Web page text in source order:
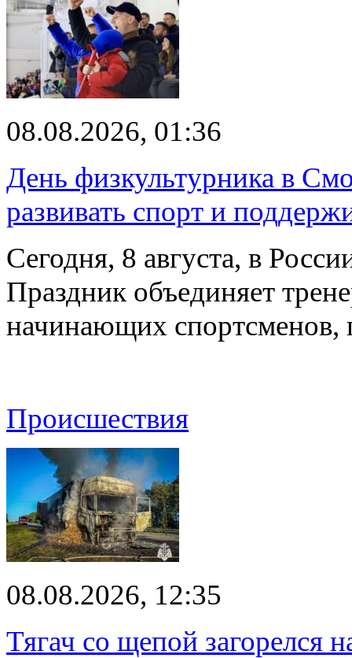
08.08.2026, 01:36
День физкультурника в
развивать спорт и
Сегодня, 8 августа, в
Праздник объединяет
начинающих
Происшествия
08.08.2026, 12:35
Тягач со щепой загорелся